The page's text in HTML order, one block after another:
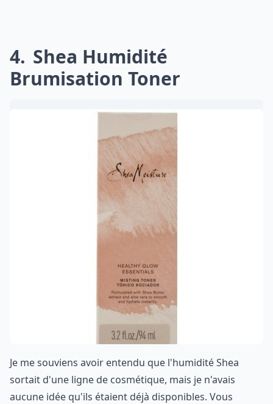
4 Shea Humidité
Brumisation Toner
Je me souviens avoir entendu que l'humidité Shea
sortait d'une ligne de cosmétique, mais je n'avais
aucune idée qu'ils étaient déjà disponibles. Vous